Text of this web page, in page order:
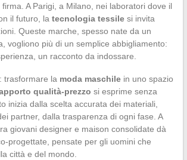
A Parigi, a Milano, nei laboratori dove il
il futuro, la tecnologia tessilesi invita
Queste marche, spesso nate da un
vogliono più di un semplice abbigliamento:
un racconto da indossare.
trasformare la moda maschilein uno spazio
qualità-prezzo si esprime senza
inizia dalla scelta accurata dei materiali,
partner, dalla trasparenza di ogni fase. A
giovani designer e maison consolidate dà
progettate, pensate per gli uomini che
città e del mondo.